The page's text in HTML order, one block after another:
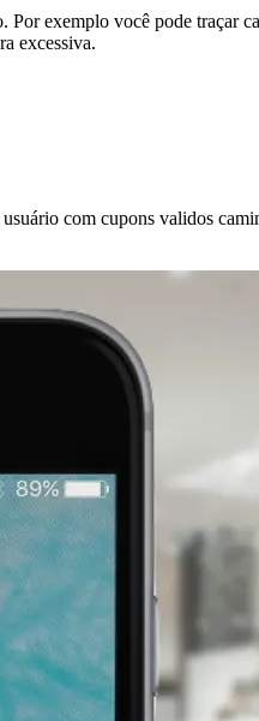
exemplo você pode traçar
excessiva.
com cupons validos